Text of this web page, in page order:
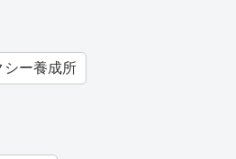
シー養成所